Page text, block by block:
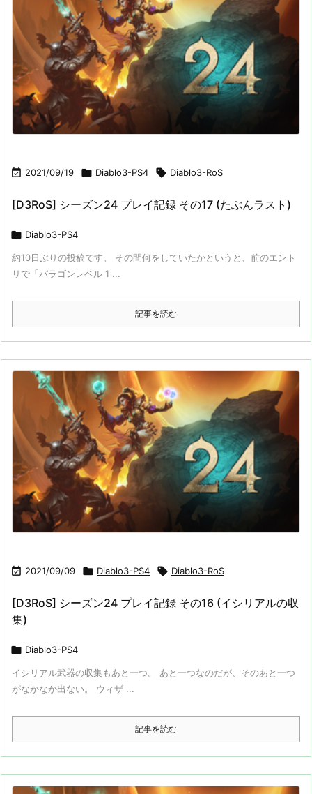
 2021/09/19  Diablo3-PS4  Diablo3-RoS
[D3RoS] シーズン24 プレイ記録 その17 (たぶんラスト)
 Diablo3-PS4
約10日ぶりの投稿です。 その間何をしていたかというと、前のエント
リで「パラゴンレベル 1 ...
記事を読む
 2021/09/09  Diablo3-PS4  Diablo3-RoS
[D3RoS] シーズン24 プレイ記録 その16 (イシリアルの収
集)
 Diablo3-PS4
イシリアル武器の収集もあと一つ。 あと一つなのだが、そのあと一つ
がなかなか出ない。 ウィザ ...
記事を読む